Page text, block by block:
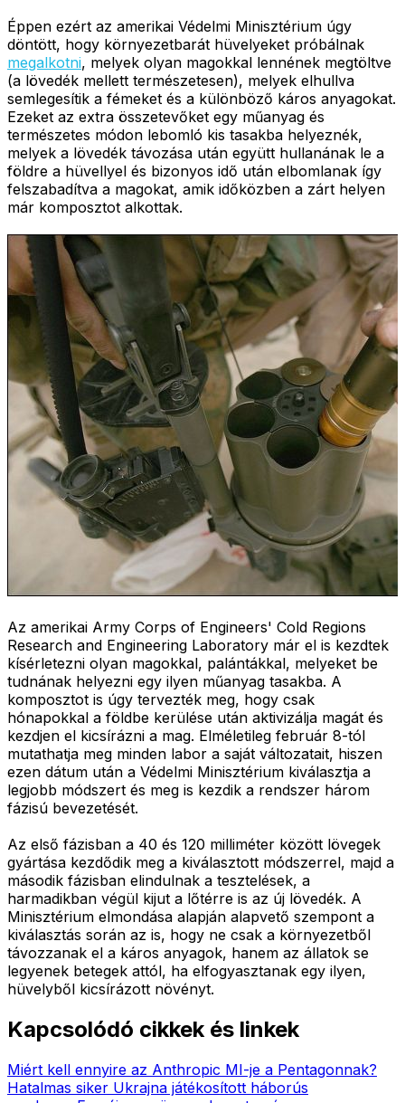
Éppen ezért az amerikai Védelmi Minisztérium úgy
döntött, hogy környezetbarát hüvelyeket próbálnak
megalkotni, melyek olyan magokkal lennének megtöltve
(a lövedék mellett természetesen), melyek elhullva
semlegesítik a fémeket és a különböző káros anyagokat.
Ezeket az extra összetevőket egy műanyag és
természetes módon lebomló kis tasakba helyeznék,
melyek a lövedék távozása után együtt hullanának le a
földre a hüvellyel és bizonyos idő után elbomlanak így
felszabadítva a magokat, amik időközben a zárt helyen
már komposztot alkottak.
Az amerikai Army Corps of Engineers' Cold Regions
Research and Engineering Laboratory már el is kezdtek
kísérletezni olyan magokkal, palántákkal, melyeket be
tudnának helyezni egy ilyen műanyag tasakba. A
komposztot is úgy tervezték meg, hogy csak
hónapokkal a földbe kerülése után aktivizálja magát és
kezdjen el kicsírázni a mag. Elméletileg február 8-tól
mutathatja meg minden labor a saját változatait, hiszen
ezen dátum után a Védelmi Minisztérium kiválasztja a
legjobb módszert és meg is kezdik a rendszer három
fázisú bevezetését.
Az első fázisban a 40 és 120 milliméter között lövegek
gyártása kezdődik meg a kiválasztott módszerrel, majd a
második fázisban elindulnak a tesztelések, a
harmadikban végül kijut a lőtérre is az új lövedék. A
Minisztérium elmondása alapján alapvető szempont a
kiválasztás során az is, hogy ne csak a környezetből
távozzanak el a káros anyagok, hanem az állatok se
legyenek betegek attól, ha elfogyasztanak egy ilyen,
hüvelyből kicsírázott növényt.
Kapcsolódó cikkek és linkek
Miért kell ennyire az Anthropic MI-je a Pentagonnak?
Hatalmas siker Ukrajna játékosított háborús